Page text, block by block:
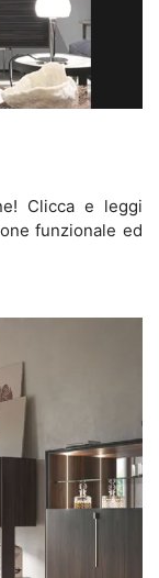
Clicca e leggi
funzionale ed